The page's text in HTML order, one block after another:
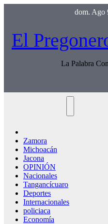
dom. Ago
El
La Palabra
Zamora
Michoacán
Jacona
OPINIÓN
Nacionales
Tangancícuaro
Deportes
Internacionales
policiaca
Economía